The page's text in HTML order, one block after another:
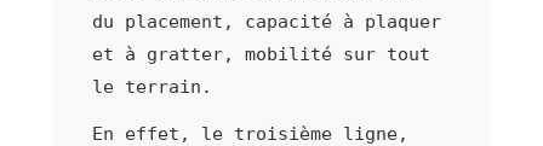
du placement, capacité à plaquer
et à gratter, mobilité sur tout
le terrain.
En effet, le troisième ligne,